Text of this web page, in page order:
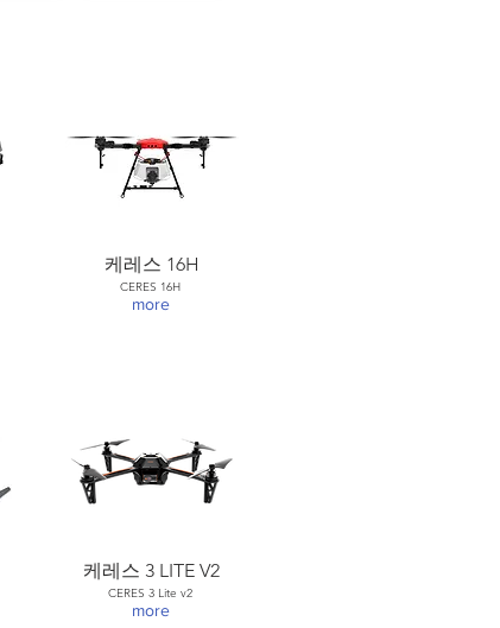
케레스 16H
CERES 16H
more
케레스 3 LITE V2
CERES 3 Lite v2
more